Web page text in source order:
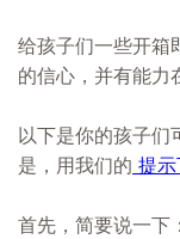
给孩子们一些开箱
的信心，并有能力
以下是你的孩子们
是，用我们的 提
首先，简要说一下：